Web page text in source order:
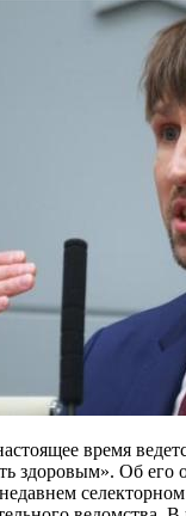
время
здоровым». Об его